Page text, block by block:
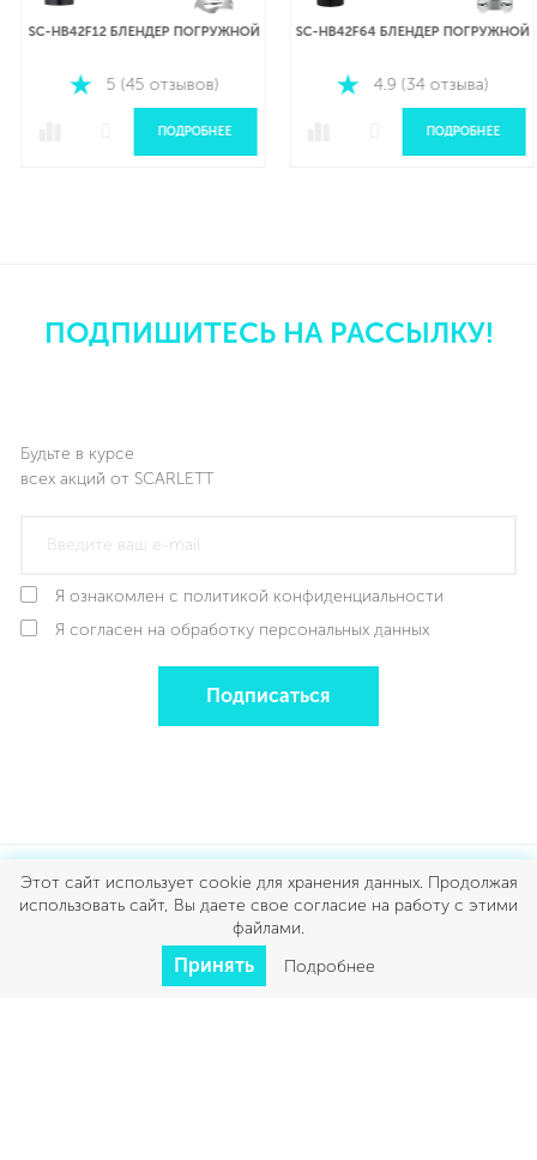
5 (45 отзывов)
ПОДРОБНЕЕ
4.9 (34 отзыва)
ПОДРОБНЕЕ
Будьте в курсе
Я ознакомлен с политикой конфиденциальности
Подписаться
Этот сайт использует cookie для хранения данных. Продолжая
использовать сайт, Вы даете свое согласие на работу с этими
файлами.
Принять Подробнее